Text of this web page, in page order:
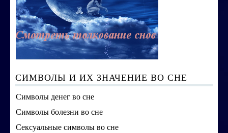
КОНТАКТЫ
СИМВОЛЫ И ИХ ЗНАЧЕНИЕ ВО СНЕ
Символы денег во сне
Символы болезни во сне
Сексуальные символы во сне